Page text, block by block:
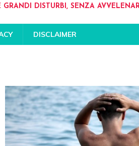
DISTURBI, SENZA
DISCLAIMER